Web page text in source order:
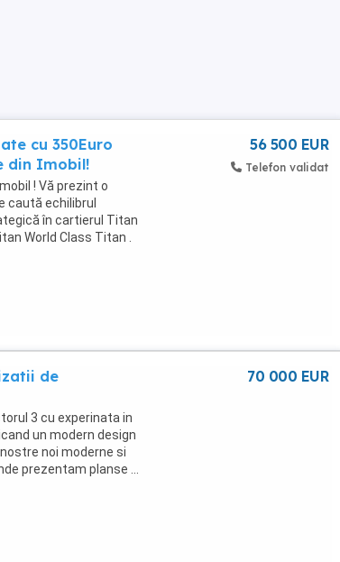
cu 350Euro
din Imobil!
! Vă prezint o
caută echilibrul
în cartierul Titan
World Class Titan .
56 500 EUR
Telefon validat
de
3 cu experinata in
un modern design
noi moderne si
prezentam planse ...
70 000 EUR